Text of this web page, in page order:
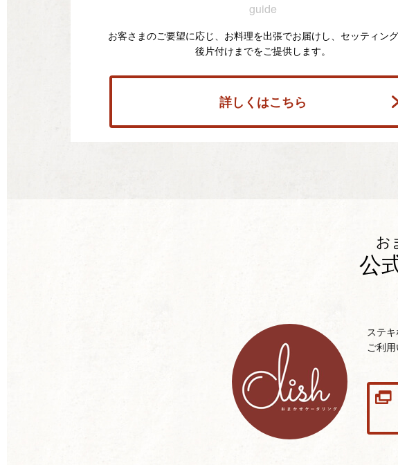
guide
お客さまのご要望に応じ、お料理を出張でお届けし、セッティン
後片付けまでをご提供します。
詳しくはこちら
お
公
ステ
ご利